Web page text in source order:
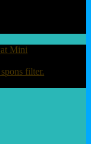
Mini
filter.